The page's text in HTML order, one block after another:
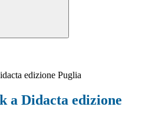
edizione Puglia
a Didacta edizione